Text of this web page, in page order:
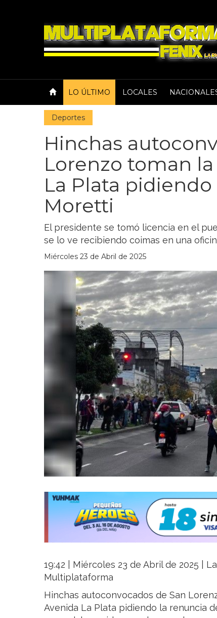
LO ÚLTIMO LOCALES
Deportes
Hinchas
Lorenzo toman
La Plata
Moretti
El presidente se tomó licencia en el
se lo ve recibiendo coimas en una
Miércoles 23 de Abril de 2025
19:42 | Miércoles 23 de Abril de 2025 |
Multiplataforma
Hinchas autoconvocados de San
Avenida La Plata pidiendo la renuncia